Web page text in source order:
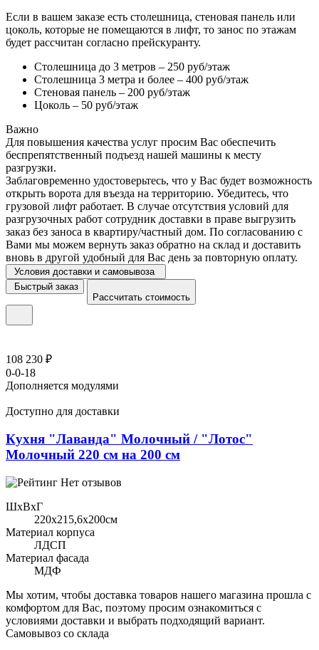
Если в вашем заказе есть столешница, стеновая панель или
цоколь, которые не помещаются в лифт, то занос по этажам
будет рассчитан согласно прейскуранту.
Столешница до 3 метров – 250 руб/этаж
Столешница 3 метра и более – 400 руб/этаж
Стеновая панель – 200 руб/этаж
Цоколь – 50 руб/этаж
Важно
Для повышения качества услуг просим Вас обеспечить
беспрепятственный подъезд нашей машины к месту
разгрузки.
Заблаговременно удостоверьтесь, что у Вас будет возможность
открыть ворота для въезда на территорию. Убедитесь, что
грузовой лифт работает. В случае отсутствия условий для
разгрузочных работ сотрудник доставки в праве выгрузить
заказ без заноса в квартиру/частный дом. По согласованию с
Вами мы можем вернуть заказ обратно на склад и доставить
вновь в другой удобный для Вас день за повторную оплату.
Условия доставки и самовывоза
Быстрый заказ
Рассчитать стоимость
108 230 ₽
0-0-18
Дополняется модулями
Доступно для доставки
Кухня "Лаванда" Молочный / "Лотос"
Молочный 220 см на 200 см
Нет отзывов
ШхВхГ
220x215,6х200см
Материал корпуса
ЛДСП
Материал фасада
МДФ
Мы хотим, чтобы доставка товаров нашего магазина прошла с
комфортом для Вас, поэтому просим ознакомиться с
условиями доставки и выбрать подходящий вариант.
Самовывоз со склада